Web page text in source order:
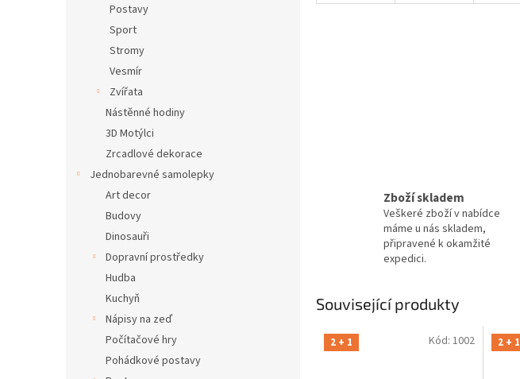
Postavy
Sport
Stromy
Vesmír
Zvířata
Nástěnné hodiny
3D Motýlci
Zrcadlové dekorace
Jednobarevné samolepky
Art decor
Budovy
Dinosauři
Dopravní prostředky
Hudba
Kuchyň
Nápisy na zeď
Počítačové hry
Pohádkové postavy
Zboží skladem
Veškeré zboží v nabídce
máme u nás skladem,
připravené k okamžité
expedici.
Související produkty
2 + 1 Kód: 1002 2 + 1